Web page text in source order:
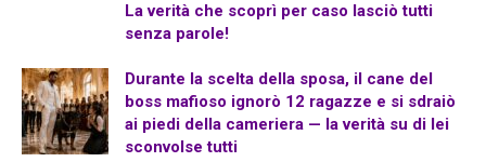
La verità che scoprì per caso lasciò tutti
senza parole!
Durante la scelta della sposa, il cane del
boss mafioso ignorò 12 ragazze e si sdraiò
ai piedi della cameriera — la verità su di lei
sconvolse tutti